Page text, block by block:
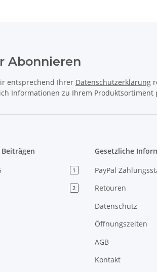
Abonnieren
entsprechend Ihrer Datenschutzerklärung
Informationen zu Ihrem Produktsortiment
1
2
Gesetzliche
PayPal
Retouren
Datenschutz
Öffnungszeiten
AGB
Kontakt